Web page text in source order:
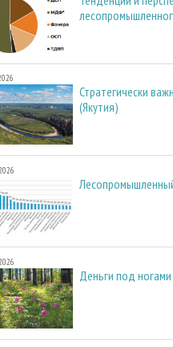
Стратегически
(Якутия)
Деньги под ногами